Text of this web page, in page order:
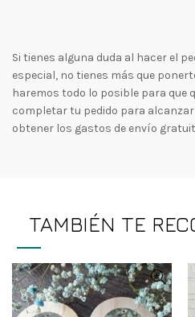
Si tienes alguna duda al hacer el
especial, no tienes más que
haremos todo lo posible para que
completar tu pedido para
obtener los gastos de envío
TAMBIÉN TE